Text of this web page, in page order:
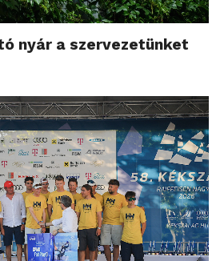
nyár a szervezetünket